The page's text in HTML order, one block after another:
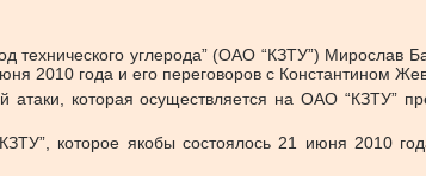
технического углерода” (ОАО “КЗТУ”)
2010 года и его переговоров с Константином
которая осуществляется на ОАО “КЗТУ”
которое якобы состоялось 21 июня 2010